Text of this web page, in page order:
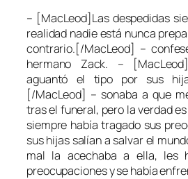
– [MacLeod]Las despedidas
realidad nadie está nunca
contrario.[/MacLeod] –
hermano Zack. –
aguantó el tipo por sus
[/MacLeod] – sonaba a que
tras el funeral, pero la verdad
siempre había tragado sus
sus hijas salían a salvar el
mal la acechaba a ella, les
preocupaciones y se había